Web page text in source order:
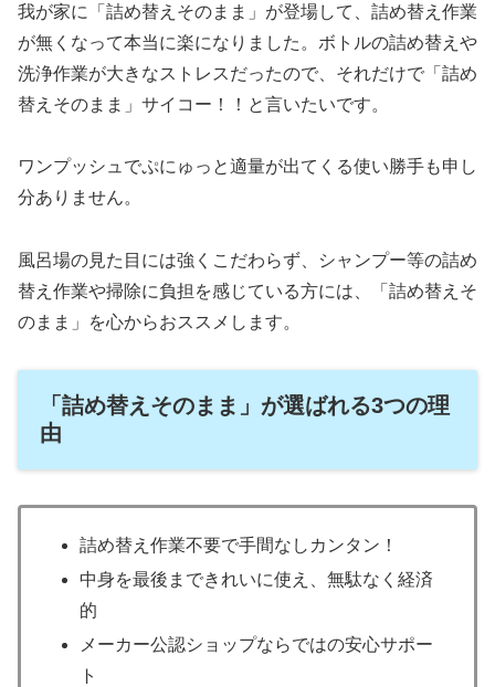
我が家に「詰め替えそのまま」が登場して、詰め替え作業
が無くなって本当に楽になりました。ボトルの詰め替えや
洗浄作業が大きなストレスだったので、それだけで「詰め
替えそのまま」サイコー！！と言いたいです。
ワンプッシュでぷにゅっと適量が出てくる使い勝手も申し
分ありません。
風呂場の見た目には強くこだわらず、シャンプー等の詰め
替え作業や掃除に負担を感じている方には、「詰め替えそ
のまま」を心からおススメします。
「詰め替えそのまま」が選ばれる3つの理
由
詰め替え作業不要で手間なしカンタン！
中身を最後まできれいに使え、無駄なく経済
的
メーカー公認ショップならではの安心サポー
ト